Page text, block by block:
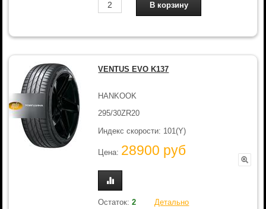
VENTUS EVO K137
HANKOOK
295/30ZR20
Индекс скорости: 101(Y)
Цена: 28900 руб
Остаток:2 Детально